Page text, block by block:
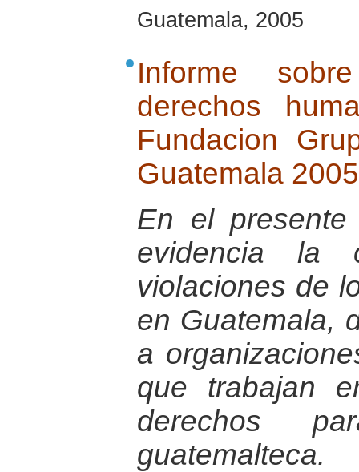
Guatemala, 2005
Informe
derechos
Fundacion
Guatemala 2005
En el
evidencia la
violaciones de
en Guatemala,
a
que trabajan
derechos
guatemalteca.